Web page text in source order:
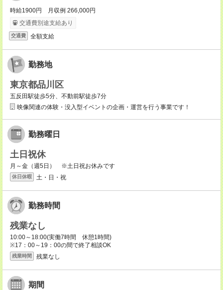
時給1900円 月収例 266,000円
交通費別途支給あり
交通費 全額支給
勤務地
東京都品川区
五反田駅徒歩5分、不動前駅徒歩7分
映像関連の体験・没入型イベントの企画・運営を行う事業です！
勤務曜日
土日祝休
月～金（週5日） ※土日祝お休みです
休日休暇 土・日・祝
勤務時間
残業なし
10:00～18:00(実働7時間 休憩1時間)
※17：00～19：00の間で終了相談OK
残業時間 残業なし
期間